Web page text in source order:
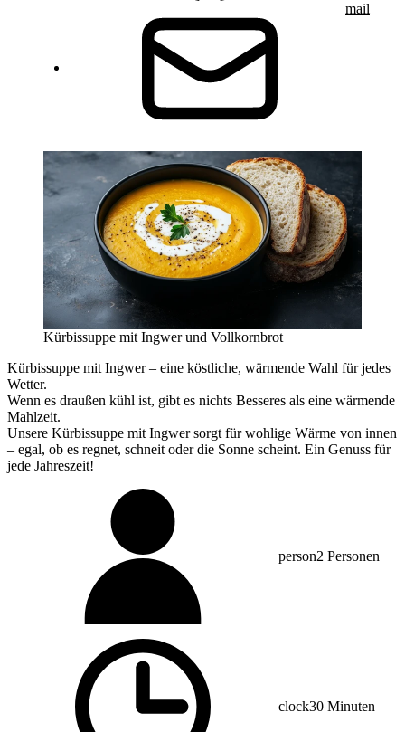
mail
Kürbissuppe mit Ingwer und Vollkornbrot
Kürbissuppe mit Ingwer – eine köstliche, wärmende Wahl für jedes
Wetter.
Wenn es draußen kühl ist, gibt es nichts Besseres als eine wärmende
Mahlzeit.
Unsere Kürbissuppe mit Ingwer sorgt für wohlige Wärme von innen
– egal, ob es regnet, schneit oder die Sonne scheint. Ein Genuss für
jede Jahreszeit!
person2 Personen
clock30 Minuten